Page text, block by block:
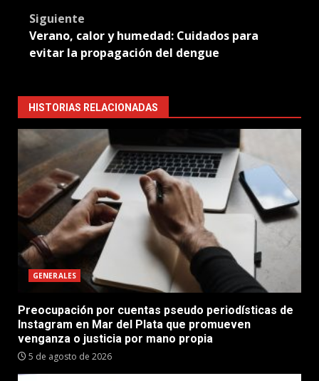
Siguiente
Verano, calor y humedad: Cuidados para
evitar la propagación del dengue
HISTORIAS RELACIONADAS
GENERALES
Preocupación por cuentas pseudo periodísticas de
Instagram en Mar del Plata que promueven
venganza o justicia por mano propia
5 de agosto de 2026